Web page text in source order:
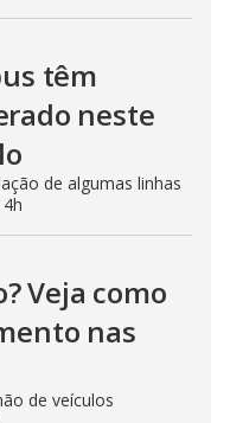
têm
neste
de algumas linhas
Veja como
nas
de veículos